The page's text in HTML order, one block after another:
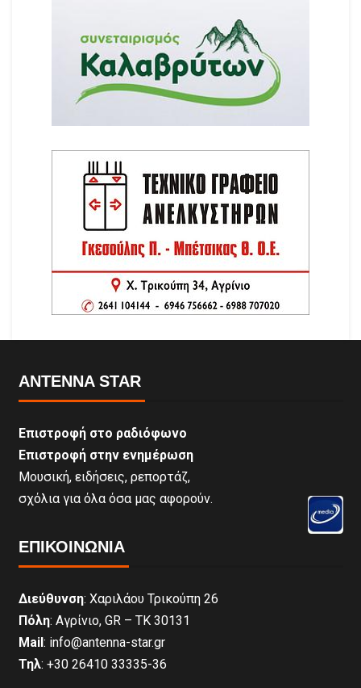
ANTENNA STAR
Επιστροφή στο ραδιόφωνο
Επιστροφή στην ενημέρωση
Μουσική, ειδήσεις, ρεπορτάζ,
σχόλια για όλα όσα μας αφορούν.
ΕΠΙΚΟΙΝΩΝΊΑ
Διεύθυνση: Χαριλάου Τρικούπη 26
Πόλη: Αγρίνιο, GR – ΤΚ 30131
Mail: info@antenna-star.gr
Τηλ: +30 26410 33335-36